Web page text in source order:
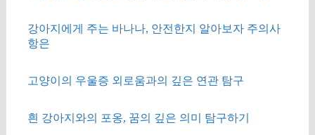
강아지에게 주는 바나나, 안전한지 알아보자 주의사
항은
고양이의 우울증 외로움과의 깊은 연관 탐구
흰 강아지와의 포옹, 꿈의 깊은 의미 탐구하기